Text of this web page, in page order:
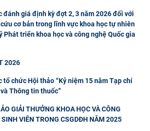
đánh giá định kỳ đợt 2, 3 năm 2026 đối với
cơ bản trong lĩnh vực khoa học tự nhiên
Phát triển khoa học và công nghệ Quốc gia
2026
tổ chức Hội thảo “Kỷ niệm 15 năm Tạp chí
Thông tin thuốc”
GIẢI THƯỞNG KHOA HỌC VÀ CÔNG
SINH VIÊN TRONG CSGDĐH NĂM 2025